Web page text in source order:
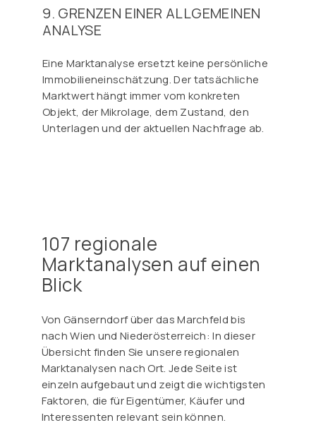
9. GRENZEN EINER ALLGEMEINEN
ANALYSE
Eine Marktanalyse ersetzt keine persönliche
Immobilieneinschätzung. Der tatsächliche
Marktwert hängt immer vom konkreten
Objekt, der Mikrolage, dem Zustand, den
Unterlagen und der aktuellen Nachfrage ab.
107 regionale
Marktanalysen auf einen
Blick
Von Gänserndorf über das Marchfeld bis
nach Wien und Niederösterreich: In dieser
Übersicht finden Sie unsere regionalen
Marktanalysen nach Ort. Jede Seite ist
einzeln aufgebaut und zeigt die wichtigsten
Faktoren, die für Eigentümer, Käufer und
Interessenten relevant sein können.